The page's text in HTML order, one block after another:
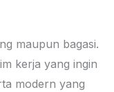
maupun bagasi.
kerja yang ingin
modern yang